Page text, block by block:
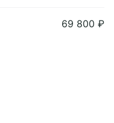
69 800 ₽